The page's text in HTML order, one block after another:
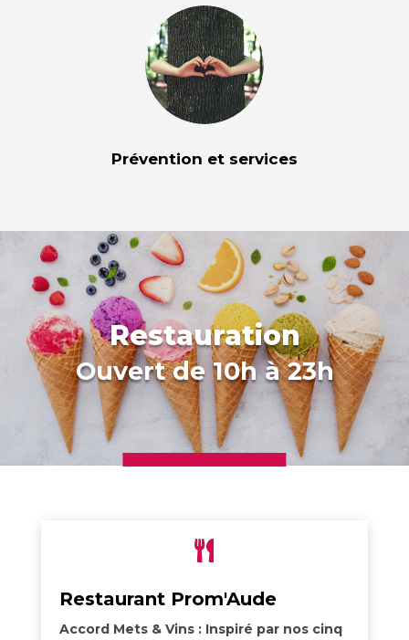
Prévention et services
Restauration
Ouvert de 10h à 23h

Restaurant Prom'Aude
Accord Mets & Vins : Inspiré par nos cinq